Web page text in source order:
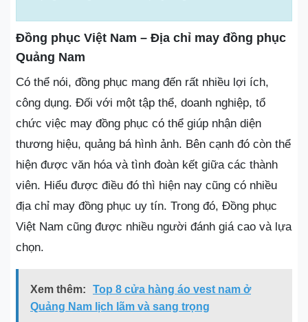
Đồng phục Việt Nam – Địa chỉ may đồng phục
Quảng Nam
Có thể nói, đồng phục mang đến rất nhiều lợi ích,
công dụng. Đối với một tập thể, doanh nghiệp, tổ
chức việc may đồng phục có thể giúp nhận diện
thương hiệu, quảng bá hình ảnh. Bên cạnh đó còn thể
hiện được văn hóa và tình đoàn kết giữa các thành
viên. Hiểu được điều đó thì hiện nay cũng có nhiều
địa chỉ may đồng phục uy tín. Trong đó, Đồng phục
Việt Nam cũng được nhiều người đánh giá cao và lựa
chọn.
Xem thêm:
Top 8 cửa hàng áo vest nam ở
Quảng Nam lịch lãm và sang trọng